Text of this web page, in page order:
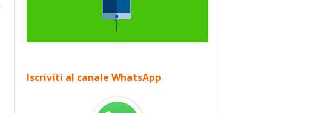
Iscriviti al canale WhatsApp